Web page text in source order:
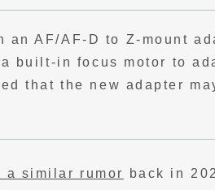
an AF/AF-D to Z-mount
built-in focus motor to
that the new adapter
a similar rumor back in